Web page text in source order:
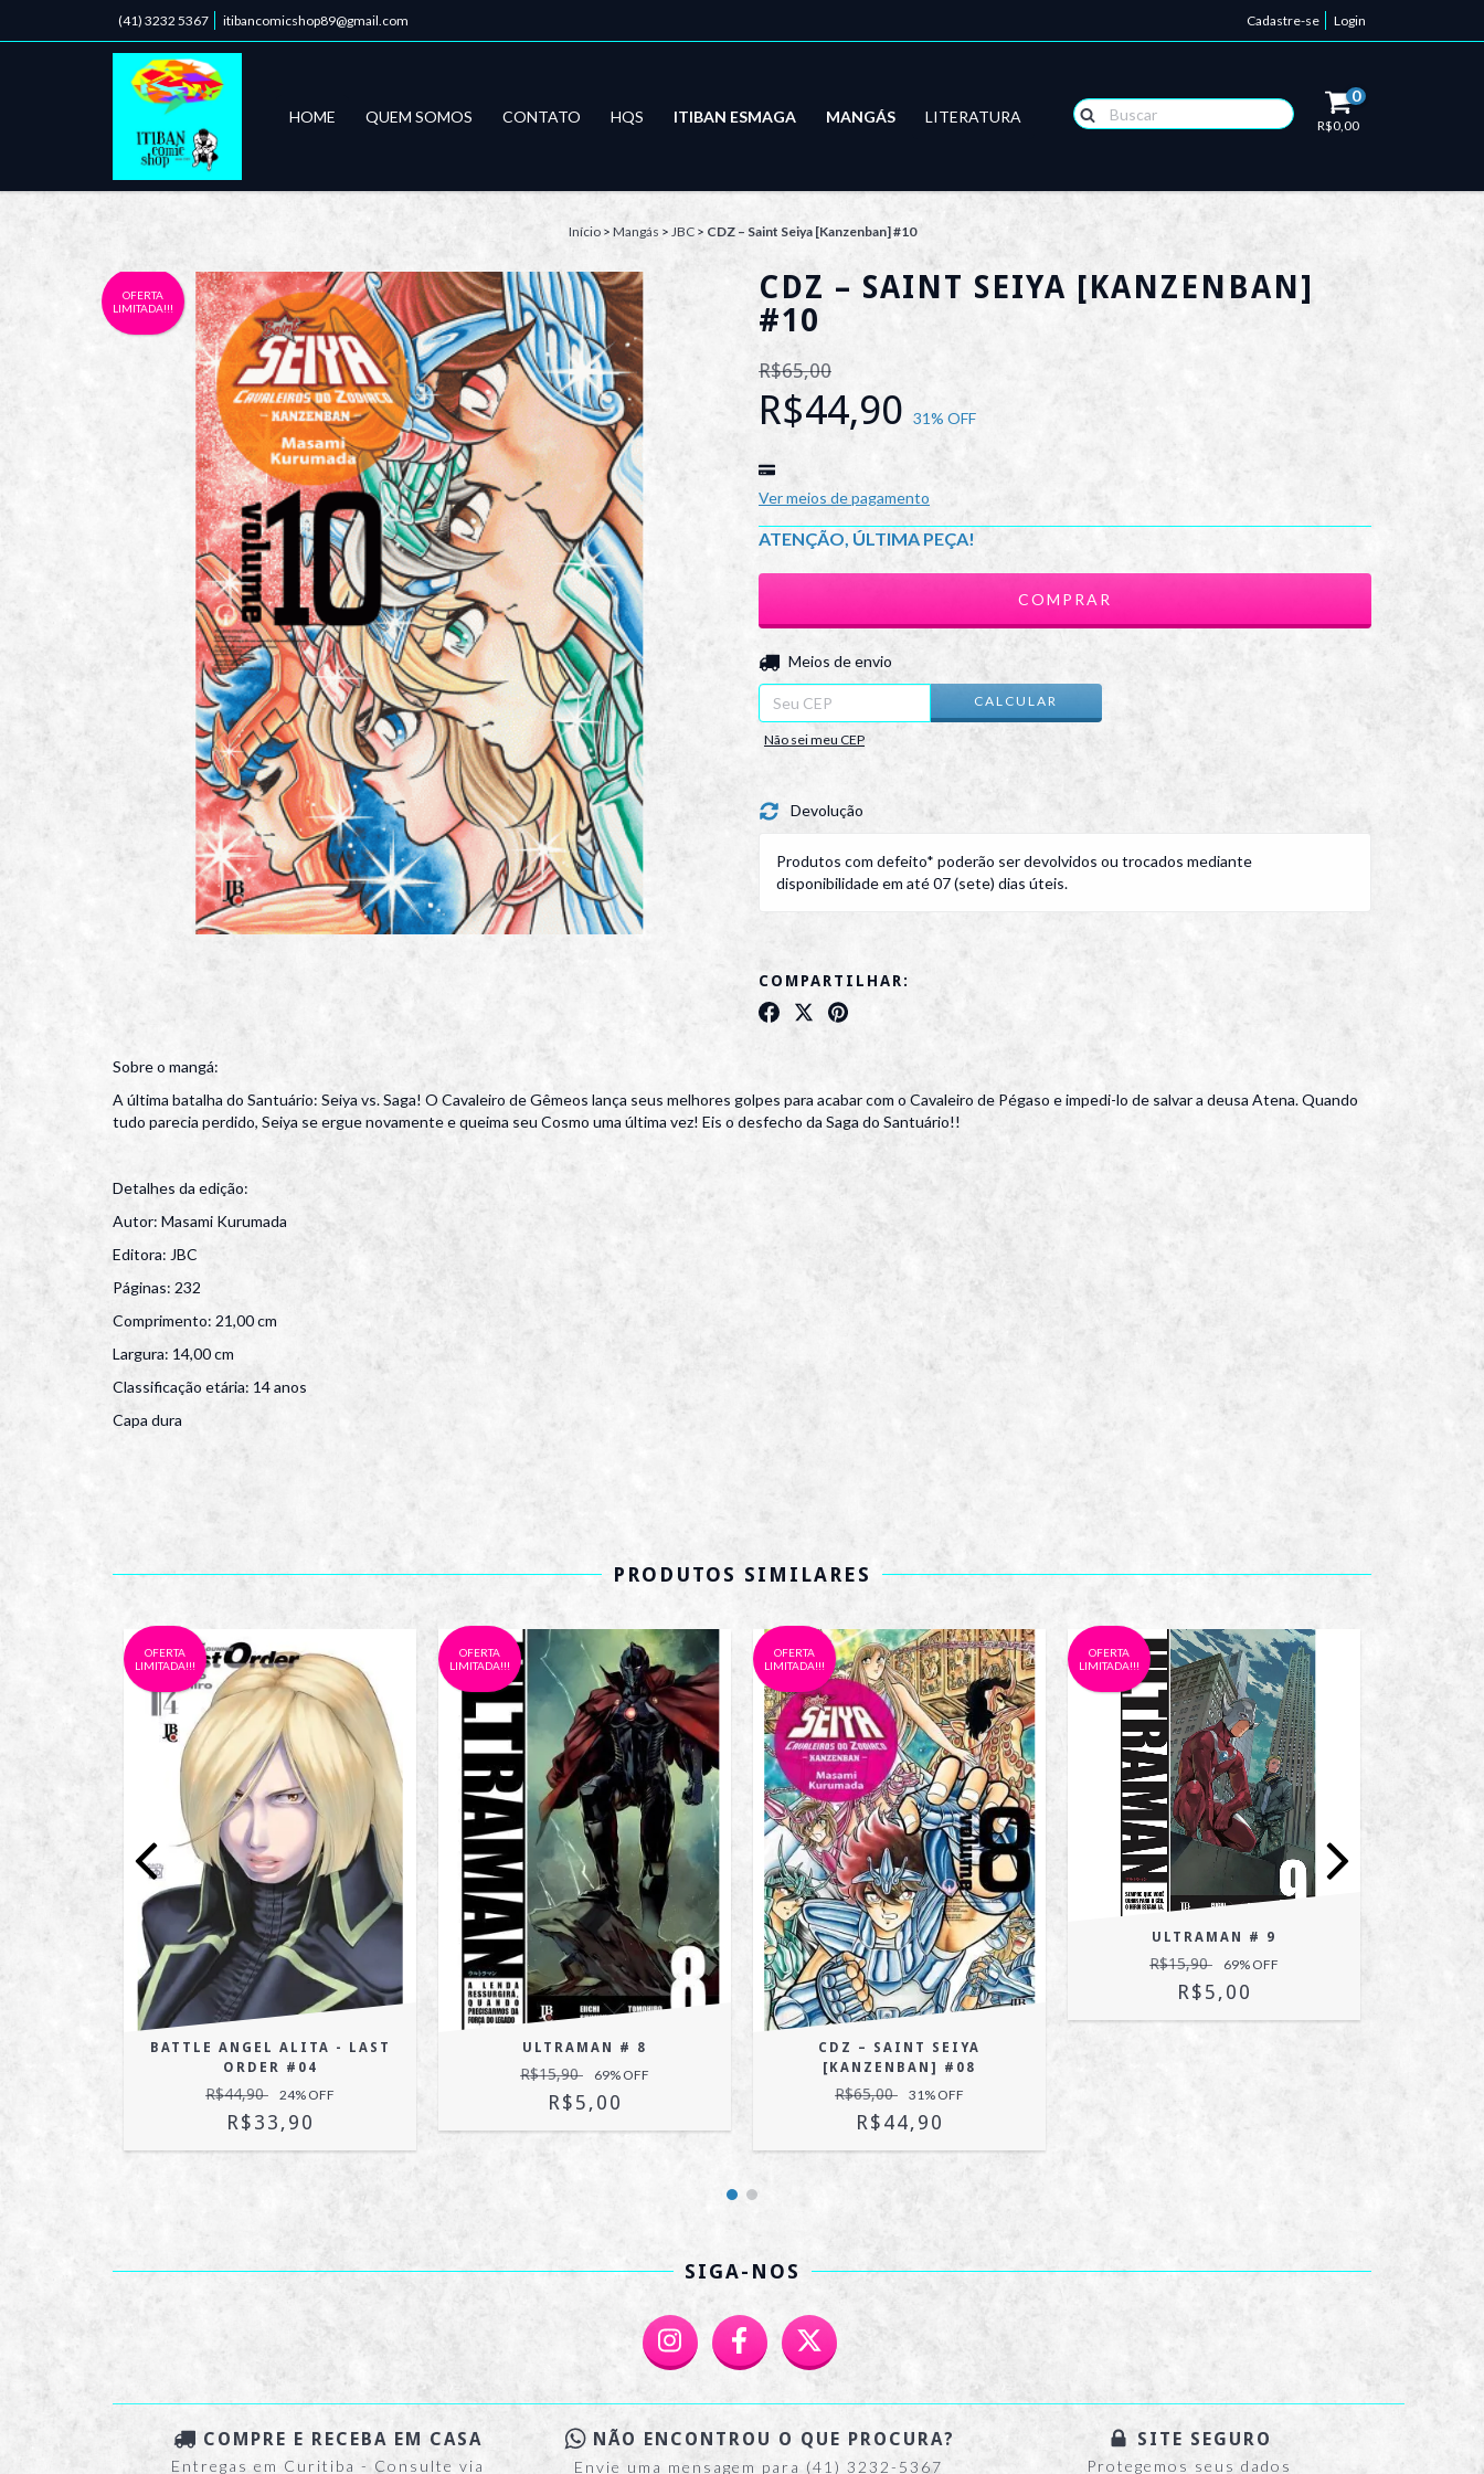
(41) 3232 5367 itibancomicshop89@gmail.com Cadastre-se Login
HOME QUEM SOMOS CONTATO HQS ITIBAN ESMAGA MANGÁS LITERATURA
0
R$0,00
Início > Mangás > JBC > CDZ – Saint Seiya [Kanzenban] #10
OFERTA
LIMITADA!!!
CDZ – SAINT SEIYA [KANZENBAN]
#10
R$65,00
R$44,90 31% OFF
Ver meios de pagamento
ATENÇÃO, ÚLTIMA PEÇA!
Entregas para o CEP: ALTERAR CEP
Meios de envio
CALCULAR
Não sei meu CEP
Devolução
Produtos com defeito* poderão ser devolvidos ou trocados mediante
disponibilidade em até 07 (sete) dias úteis.
COMPARTILHAR:
Sobre o mangá:
A última batalha do Santuário: Seiya vs. Saga! O Cavaleiro de Gêmeos lança seus melhores golpes para acabar com o Cavaleiro de Pégaso e impedi-lo de salvar a deusa Atena. Quando
tudo parecia perdido, Seiya se ergue novamente e queima seu Cosmo uma última vez! Eis o desfecho da Saga do Santuário!!
Detalhes da edição:
Autor: Masami Kurumada
Editora: JBC
Páginas: 232
Comprimento: 21,00 cm
Largura: 14,00 cm
Classificação etária: 14 anos
Capa dura
PRODUTOS SIMILARES
OFERTA
LIMITADA!!!
BATTLE ANGEL ALITA - LAST
ORDER #04
R$44,90 24% OFF
R$33,90
OFERTA
LIMITADA!!!
ULTRAMAN # 8
R$15,90 69% OFF
R$5,00
OFERTA
LIMITADA!!!
CDZ – SAINT SEIYA
[KANZENBAN] #08
R$65,00 31% OFF
R$44,90
OFERTA
LIMITADA!!!
ULTRAMAN # 9
R$15,90 69% OFF
R$5,00
SIGA-NOS
COMPRE E RECEBA EM CASA
Entregas em Curitiba - Consulte via
NÃO ENCONTROU O QUE PROCURA?
Envie uma mensagem para (41) 3232-5367
SITE SEGURO
Protegemos seus dados